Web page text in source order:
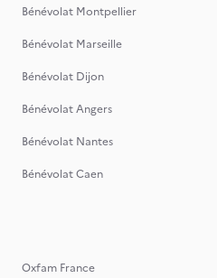
Bénévolat Montpellier
Bénévolat Marseille
Bénévolat Dijon
Bénévolat Angers
Bénévolat Nantes
Bénévolat Caen
Oxfam France